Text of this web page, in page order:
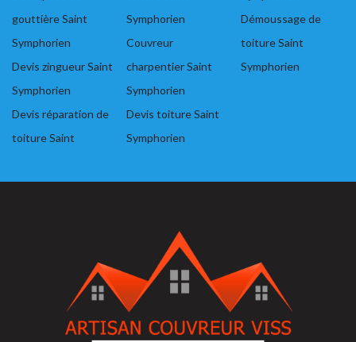
gouttière Saint
Symphorien
Devis zingueur Saint
Symphorien
Devis réparation de
toiture Saint
Symphorien
Couvreur
charpentier Saint
Symphorien
Devis toiture Saint
Symphorien
Démoussage de
toiture Saint
Symphorien